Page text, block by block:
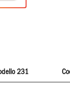
231